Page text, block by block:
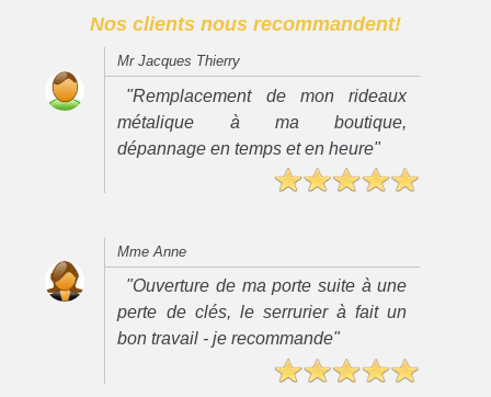
Nos clients nous recommandent!
Mr Jacques Thierry
"Remplacement de mon rideaux
métalique à ma boutique,
dépannage en temps et en heure"
Mme Anne
"Ouverture de ma porte suite à une
perte de clés, le serrurier à fait un
bon travail - je recommande"